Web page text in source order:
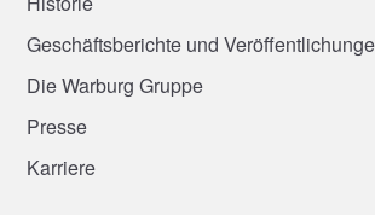
Geschäftsberichte und
Die Warburg Gruppe
Presse
Karriere